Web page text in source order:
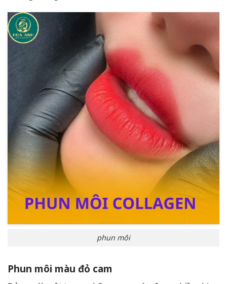
phun môi
Phun môi màu đỏ cam